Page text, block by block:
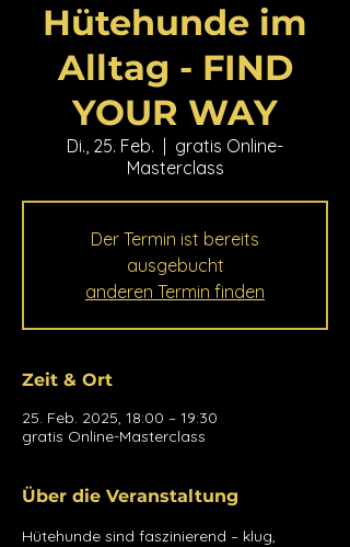
Hütehunde im
Alltag - FIND
YOUR WAY
Di., 25. Feb.
gratis Online-
Masterclass
Der Termin ist bereits
ausgebucht
anderen Termin finden
Zeit & Ort
25. Feb. 2025, 18:00 – 19:30
gratis Online-Masterclass
Über die Veranstaltung
Hütehunde sind faszinierend – klug,